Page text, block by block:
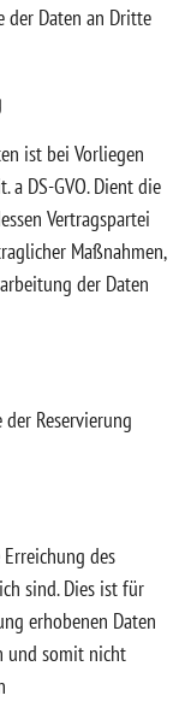
der Daten an Dritte
ist bei Vorliegen
DS-GVO. Dient die
Vertragspartei
Maßnahmen,
der Daten
Reservierung
des
sind. Dies ist für
erhobenen Daten
und somit nicht